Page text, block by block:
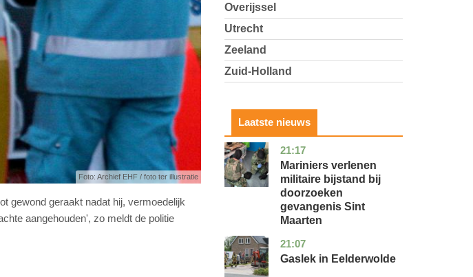
Foto: Archief EHF / foto ter illustratie
gewond geraakt nadat hij, vermoedelijk
aangehouden', zo meldt de politie
Overijssel
Utrecht
Zeeland
Zuid-Holland
Laatste nieuws
21:17
buitenland
Mariniers verlenen
militaire bijstand bij
doorzoeken
gevangenis Sint
Maarten
21:07
drenthe
nieuws
Gaslek in Eelderwolde